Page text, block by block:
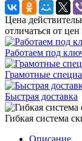
Цена
отличаться от
Работаем под
Грамотные
Быстрая доставка
Гибкая система
Описание